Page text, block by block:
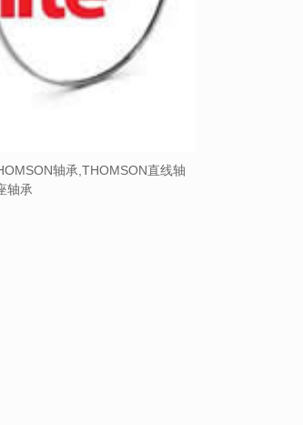
轴承,THOMSON直线轴
轴承